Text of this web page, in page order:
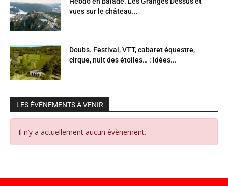
vues sur le château...
Doubs. Festival, VTT, cabaret équestre,
cirque, nuit des étoiles… : idées...
LES ÉVÉNEMENTS À VENIR
Il n’y a actuellement aucun évènement.